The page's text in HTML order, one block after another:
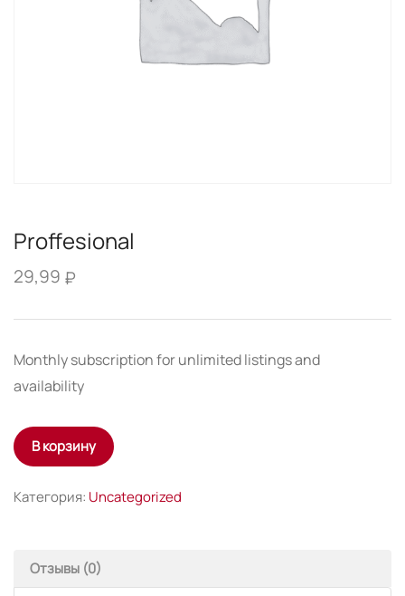
Proffesional
29,99 ₽
Monthly subscription for unlimited listings and
availability
Количество
товара
В корзину
Категория: Uncategorized
Отзывы (0)